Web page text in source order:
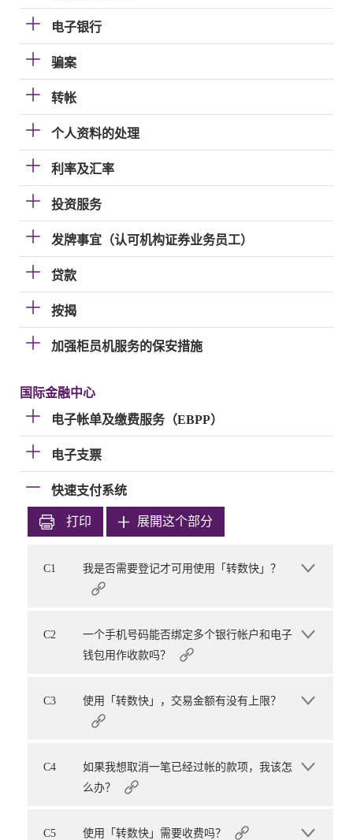
电子银行
骗案
转帐
个人资料的处理
利率及汇率
投资服务
发牌事宜（认可机构证券业务员工）
贷款
按揭
加强柜员机服务的保安措施
国际金融中心
电子帐单及缴费服务（EBPP）
电子支票
快速支付系统
打印 展開这个部分
C1 我是否需要登记才可用使用「转数快」？
C2
一个手机号码能否绑定多个银行帐户和电子
钱包用作收款吗？
C3 使用「转数快」，交易金额有没有上限？
C4
如果我想取消一笔已经过帐的款项，我该怎
么办？
C5 使用「转数快」需要收费吗？